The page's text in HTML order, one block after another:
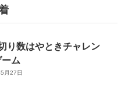
り数はやときチャレン
ム
月27日